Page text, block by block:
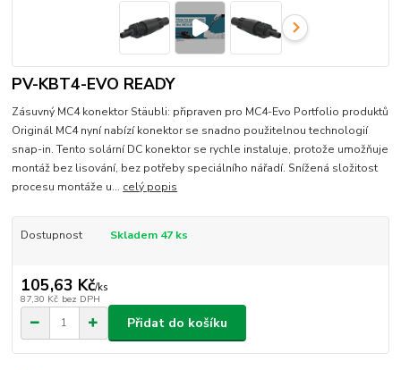
PV-KBT4-EVO READY
Zásuvný MC4 konektor Stäubli: připraven pro MC4-Evo Portfolio produktů
Originál MC4 nyní nabízí konektor se snadno použitelnou technologií
snap-in. Tento solární DC konektor se rychle instaluje, protože umožňuje
montáž bez lisování, bez potřeby speciálního nářadí. Snížená složitost
procesu montáže u... celý popis
Dostupnost Skladem 47 ks
105,63 Kč/ks
87,30 Kč bez DPH
Přidat do košíku